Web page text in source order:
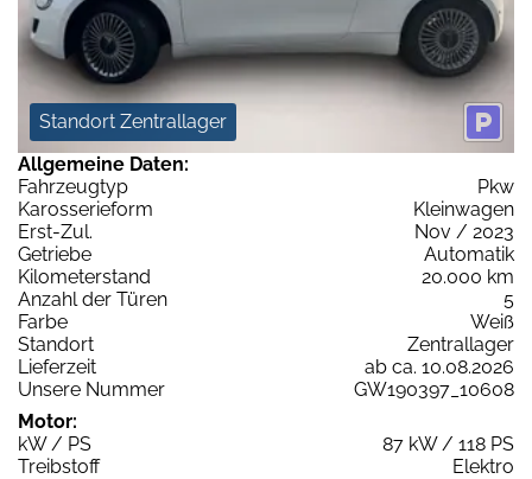
Standort Zentrallager
Allgemeine Daten:
Fahrzeugtyp
Pkw
Karosserieform
Kleinwagen
Erst-Zul.
Nov / 2023
Getriebe
Automatik
Kilometerstand
20.000 km
Anzahl der Türen
5
Farbe
Weiß
Standort
Zentrallager
Lieferzeit
ab ca. 10.08.2026
Unsere Nummer
GW190397_10608
Motor:
kW / PS
87 kW / 118 PS
Treibstoff
Elektro